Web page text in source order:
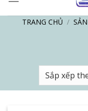
TRANG CHỦ /